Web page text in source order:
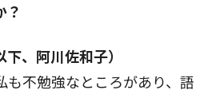
？
、阿川佐和子）
も不勉強なところがあり、語